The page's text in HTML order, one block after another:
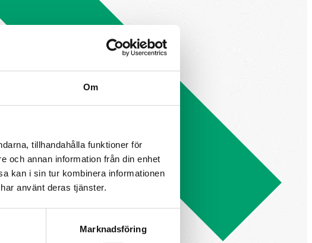
Om
tillhandahålla funktioner för
och annan information från din enhet
kan i sin tur kombinera informationen
använt deras tjänster.
Marknadsföring